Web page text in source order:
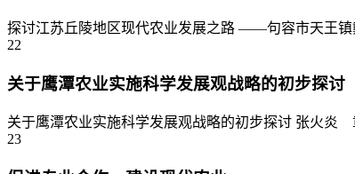
探讨江苏丘陵地区现代农业发展之路 ——句容市天王
22
关于鹰潭农业实施科学发展观战略的初步探讨
关于鹰潭农业实施科学发展观战略的初步探讨 张火
23